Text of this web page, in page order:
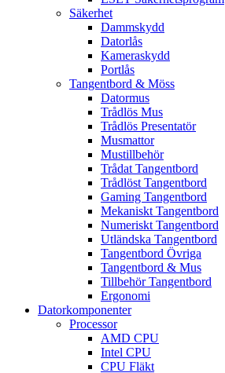
Säkerhet
Dammskydd
Datorlås
Kameraskydd
Portlås
Tangentbord & Möss
Datormus
Trådlös Mus
Trådlös Presentatör
Musmattor
Mustillbehör
Trådat Tangentbord
Trådlöst Tangentbord
Gaming Tangentbord
Mekaniskt Tangentbord
Numeriskt Tangentbord
Utländska Tangentbord
Tangentbord Övriga
Tangentbord & Mus
Tillbehör Tangentbord
Ergonomi
Datorkomponenter
Processor
AMD CPU
Intel CPU
CPU Fläkt